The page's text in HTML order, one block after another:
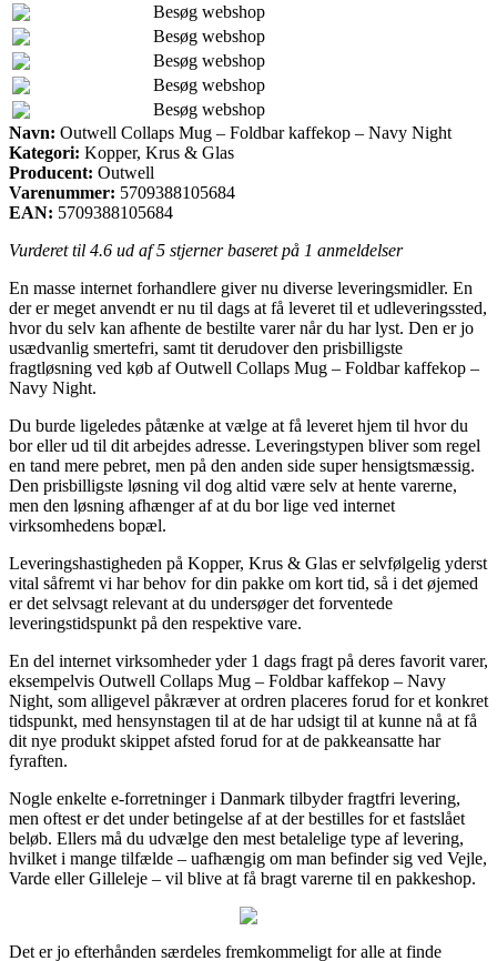
Besøg webshop
Besøg webshop
Besøg webshop
Besøg webshop
Besøg webshop
Navn: Outwell Collaps Mug – Foldbar kaffekop – Navy Night
Kategori: Kopper, Krus & Glas
Producent: Outwell
Varenummer: 5709388105684
EAN: 5709388105684
Vurderet til 4.6 ud af 5 stjerner baseret på 1 anmeldelser
En masse internet forhandlere giver nu diverse leveringsmidler. En
der er meget anvendt er nu til dags at få leveret til et udleveringssted,
hvor du selv kan afhente de bestilte varer når du har lyst. Den er jo
usædvanlig smertefri, samt tit derudover den prisbilligste
fragtløsning ved køb af Outwell Collaps Mug – Foldbar kaffekop –
Navy Night.
Du burde ligeledes påtænke at vælge at få leveret hjem til hvor du
bor eller ud til dit arbejdes adresse. Leveringstypen bliver som regel
en tand mere pebret, men på den anden side super hensigtsmæssig.
Den prisbilligste løsning vil dog altid være selv at hente varerne,
men den løsning afhænger af at du bor lige ved internet
virksomhedens bopæl.
Leveringshastigheden på Kopper, Krus & Glas er selvfølgelig yderst
vital såfremt vi har behov for din pakke om kort tid, så i det øjemed
er det selvsagt relevant at du undersøger det forventede
leveringstidspunkt på den respektive vare.
En del internet virksomheder yder 1 dags fragt på deres favorit varer,
eksempelvis Outwell Collaps Mug – Foldbar kaffekop – Navy
Night, som alligevel påkræver at ordren placeres forud for et konkret
tidspunkt, med hensynstagen til at de har udsigt til at kunne nå at få
dit nye produkt skippet afsted forud for at de pakkeansatte har
fyraften.
Nogle enkelte e-forretninger i Danmark tilbyder fragtfri levering,
men oftest er det under betingelse af at der bestilles for et fastslået
beløb. Ellers må du udvælge den mest betalelige type af levering,
hvilket i mange tilfælde – uafhængig om man befinder sig ved Vejle,
Varde eller Gilleleje – vil blive at få bragt varerne til en pakkeshop.
Det er jo efterhånden særdeles fremkommeligt for alle at finde